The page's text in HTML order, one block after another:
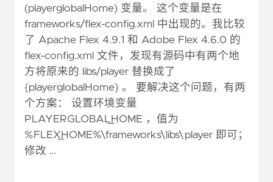
(playerglobalHome) 变量。 这个变量是在
frameworks/flex-config.xml 中出现的。我比较
了 Apache Flex 4.9.1 和 Adobe Flex 4.6.0 的
flex-config.xml 文件，发现有源码中有两个地
方将原来的 libs/player 替换成了
{playerglobalHome} 。 要解决这个问题，有两
个方案： 设置环境变量
PLAYERGLOBAL_HOME ，值为
%FLEX_HOME%\frameworks\libs\player 即可；
修改 …